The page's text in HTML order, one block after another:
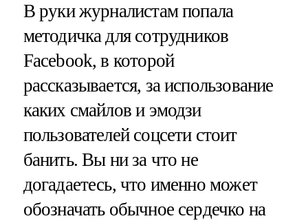
В руки журналистам попала
методичка для сотрудников
Facebook, в которой
рассказывается, за использование
каких смайлов и эмодзи
пользователей соцсети стоит
банить. Вы ни за что не
догадаетесь, что именно может
обозначать обычное сердечко на